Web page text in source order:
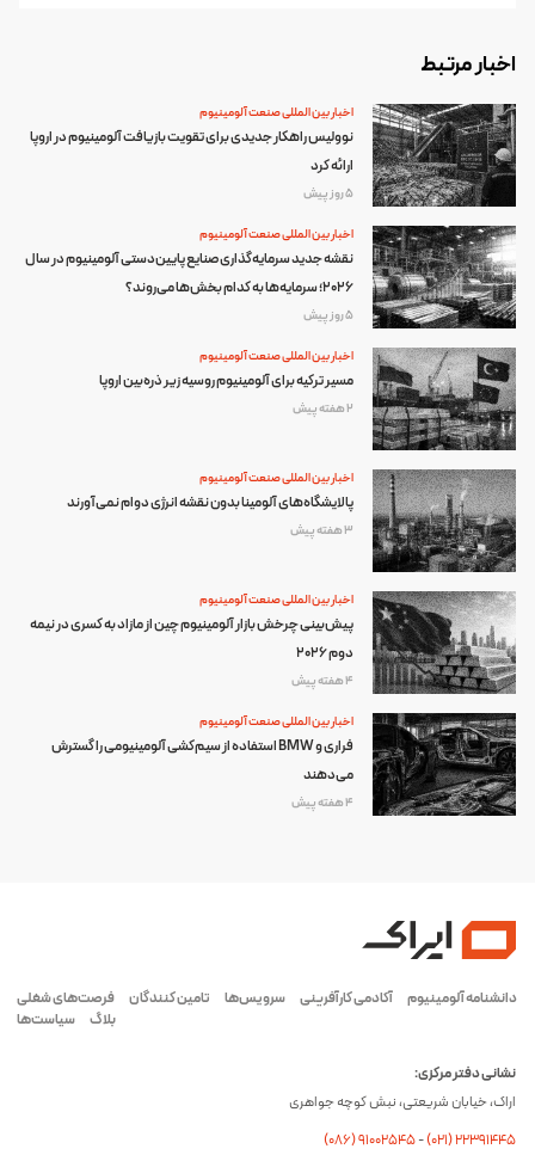
اخبار مرتبط
اخبار بین المللی صنعت آلومینیوم
نوولیس راهکار جدیدی برای تقویت بازیافت آلومینیوم در اروپا
ارائه کرد
5 روز پیش
اخبار بین المللی صنعت آلومینیوم
نقشه جدید سرمایه‌گذاری صنایع پایین‌دستی آلومینیوم در سال
۲۰۲۶؛ سرمایه‌ها به کدام بخش‌ها می‌روند؟
5 روز پیش
اخبار بین المللی صنعت آلومینیوم
مسیر ترکیه برای آلومینیوم روسیه زیر ذره‌بین اروپا
2 هفته پیش
اخبار بین المللی صنعت آلومینیوم
پالایشگاه‌های آلومینا بدون نقشه انرژی دوام نمی‌آورند
3 هفته پیش
اخبار بین المللی صنعت آلومینیوم
پیش‌بینی چرخش بازار آلومینیوم چین از مازاد به کسری در نیمه
دوم ۲۰۲۶
4 هفته پیش
اخبار بین المللی صنعت آلومینیوم
فراری و BMW استفاده از سیم‌کشی آلومینیومی را گسترش
می‌دهند
4 هفته پیش
دانشنامه آلومینیوم آکادمی کارآفرینی سرویس‌ها تامین کنندگان
فرصت‌های شغلی
بلاگ
سیاست‌ها
نشانی دفتر مرکزی:
اراک، خیابان شریعتی، نبش کوچه جواهری
(۰۸۶) ۹۱۰۰۲۵۴۵-(۰21) 22391445